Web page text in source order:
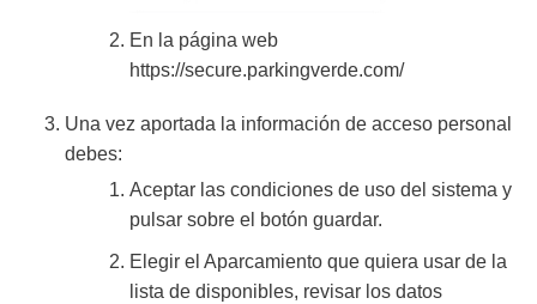
En la página web
https://secure.parkingverde.com/
Una vez aportada la información de acceso personal
debes:
Aceptar las condiciones de uso del sistema y
pulsar sobre el botón guardar.
Elegir el Aparcamiento que quiera usar de la
lista de disponibles, revisar los datos